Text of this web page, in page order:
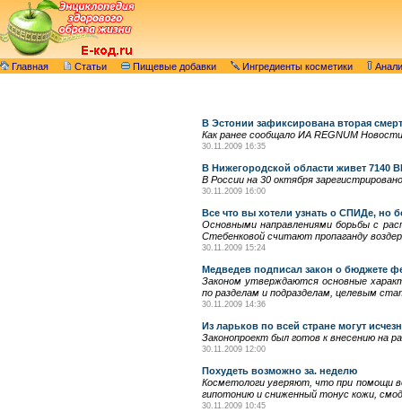
Главная Статьи Пищевые добавки Ингредиенты косметики
В Эстонии зафиксирована вторая
Как ранее сообщало ИА REGNUM
30.11.2009 16:35
В Нижегородской области живет 7140
В России на 30 октября
30.11.2009 16:00
Все что вы хотели узнать о СПИДе, но
Основными направлениями борьбы с
Стебенковой считают пропаганду
30.11.2009 15:24
Медведев подписал закон о бюджете
Законом утверждаются основные
по разделам и подразделам, целевым
30.11.2009 14:36
Из ларьков по всей стране могут
Законопроект был готов к внесению на
30.11.2009 12:00
Похудеть возможно за. неделю
Косметологи уверяют, что при помощи
гипотонию и сниженный тонус кожи,
30.11.2009 10:45